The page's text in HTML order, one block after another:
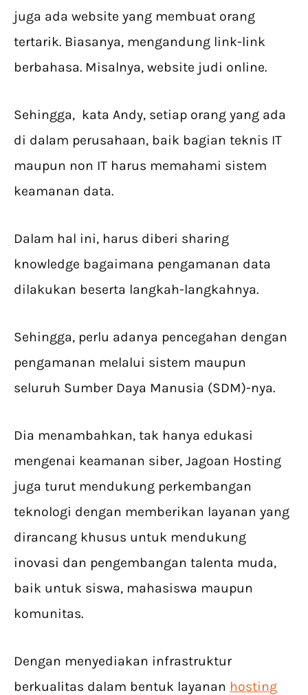
juga ada website yang membuat orang
tertarik. Biasanya, mengandung link-link
berbahasa. Misalnya, website judi online.
Sehingga, kata Andy, setiap orang yang ada
di dalam perusahaan, baik bagian teknis IT
maupun non IT harus memahami sistem
keamanan data.
Dalam hal ini, harus diberi sharing
knowledge bagaimana pengamanan data
dilakukan beserta langkah-langkahnya.
Sehingga, perlu adanya pencegahan dengan
pengamanan melalui sistem maupun
seluruh Sumber Daya Manusia (SDM)-nya.
Dia menambahkan, tak hanya edukasi
mengenai keamanan siber, Jagoan Hosting
juga turut mendukung perkembangan
teknologi dengan memberikan layanan yang
dirancang khusus untuk mendukung
inovasi dan pengembangan talenta muda,
baik untuk siswa, mahasiswa maupun
komunitas.
Dengan menyediakan infrastruktur
berkualitas dalam bentuk layanan hosting